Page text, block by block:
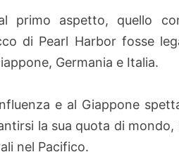
primo aspetto, quello
di Pearl Harbor fosse
Germania e Italia.
e al Giappone
la sua quota di
nel Pacifico.